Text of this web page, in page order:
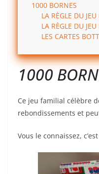
1000 BORNES
LA RÈGLE DU
LA RÈGLE DU
LES CARTES
1000
Ce jeu familial célèbre
rebondissements et
Vous le connaissez,